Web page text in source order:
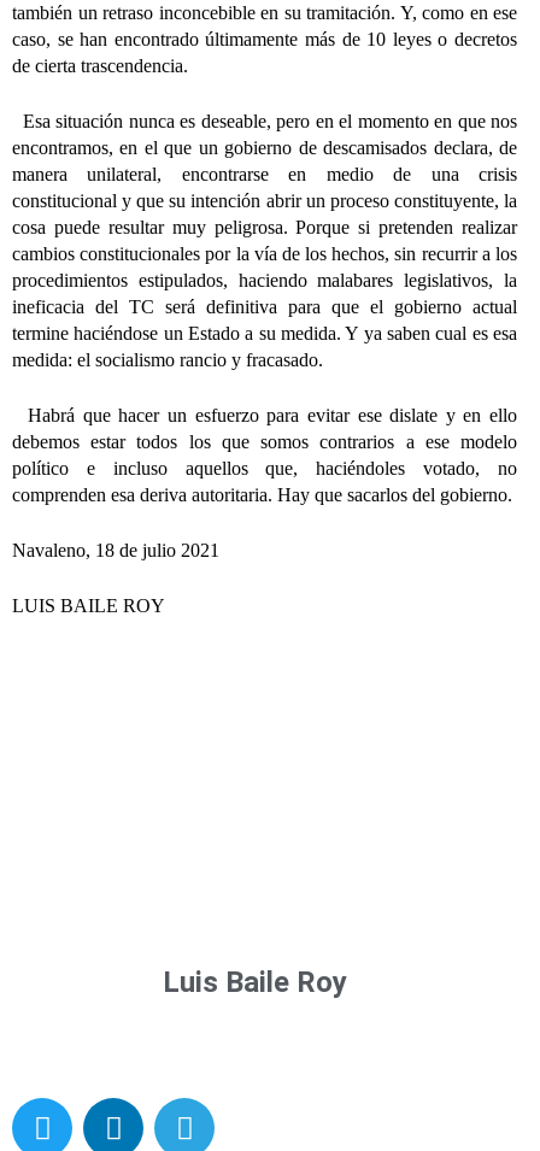
también un retraso inconcebible en su tramitación. Y, como en ese
caso, se han encontrado últimamente más de 10 leyes o decretos
de cierta trascendencia.
Esa situación nunca es deseable, pero en el momento en que nos
encontramos, en el que un gobierno de descamisados declara, de
manera unilateral, encontrarse en medio de una crisis
constitucional y que su intención abrir un proceso constituyente, la
cosa puede resultar muy peligrosa. Porque si pretenden realizar
cambios constitucionales por la vía de los hechos, sin recurrir a los
procedimientos estipulados, haciendo malabares legislativos, la
ineficacia del TC será definitiva para que el gobierno actual
termine haciéndose un Estado a su medida. Y ya saben cual es esa
medida: el socialismo rancio y fracasado.
Habrá que hacer un esfuerzo para evitar ese dislate y en ello
debemos estar todos los que somos contrarios a ese modelo
político e incluso aquellos que, haciéndoles votado, no
comprenden esa deriva autoritaria. Hay que sacarlos del gobierno.
Navaleno, 18 de julio 2021
LUIS BAILE ROY
Luis Baile Roy
T
w
L
i
T
e